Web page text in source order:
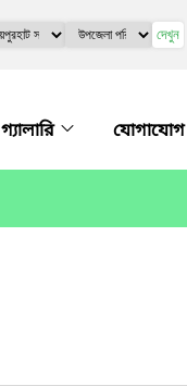
দেখুন
গ্যালারি যোগাযোগ